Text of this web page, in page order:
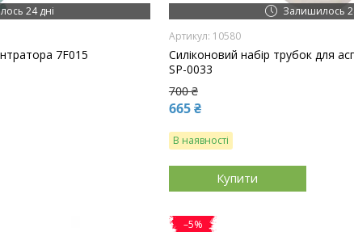
24 дні
7F015
Залишилось
10580
Силіконовий набір трубок для
SP-0033
700 ₴
665 ₴
В наявності
Купити
–5%